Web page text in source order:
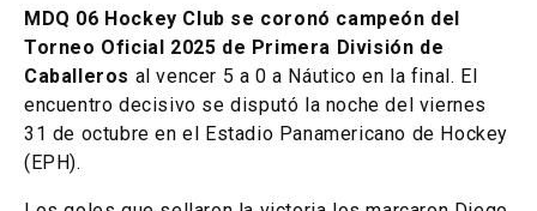
MDQ 06 Hockey Club se coronó campeón del
Torneo Oficial 2025 de Primera División de
Caballeros al vencer 5 a 0 a Náutico en la final. El
encuentro decisivo se disputó la noche del viernes
31 de octubre en el Estadio Panamericano de Hockey
(EPH).